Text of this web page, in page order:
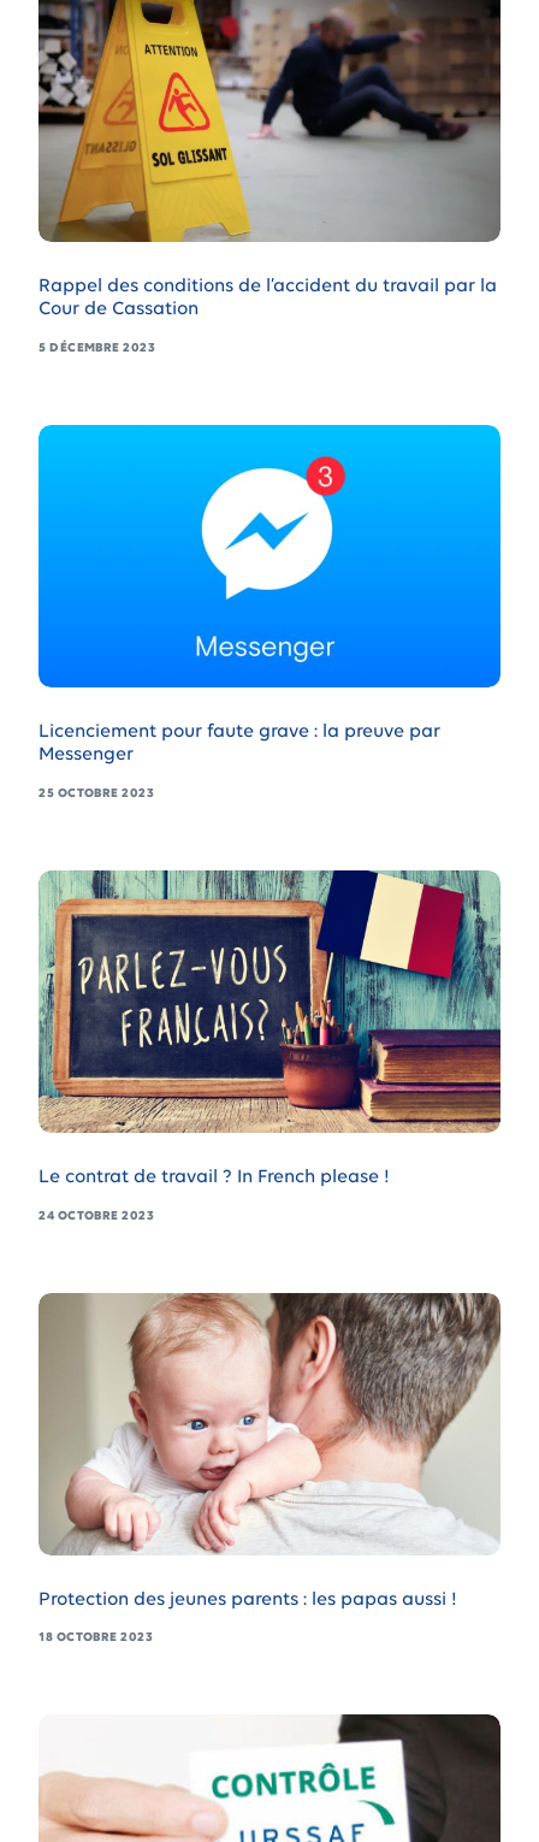
Rappel des conditions de l’accident du travail par la
Cour de Cassation
5 DÉCEMBRE 2023
Licenciement pour faute grave : la preuve par
Messenger
25 OCTOBRE 2023
Le contrat de travail ? In French please !
24 OCTOBRE 2023
Protection des jeunes parents : les papas aussi !
18 OCTOBRE 2023